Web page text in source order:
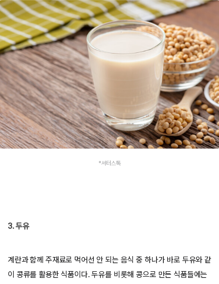
*셔터스톡
3. 두유
계란과 함께 주재료로 먹어선 안 되는 음식 중 하나가 바로 두유와 같
이 콩류를 활용한 식품이다. 두유를 비롯해 콩으로 만든 식품들에는